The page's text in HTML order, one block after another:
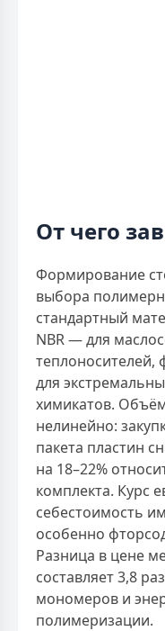
От чего
Формирование
выбора
стандартный
NBR — для
теплоносителей,
для
химикатов.
нелинейно:
пакета пластин
на 18–22%
комплекта. Курс
себестоимость
особенно
Разница в цене
составляет 3,8
мономеров и
полимеризации.